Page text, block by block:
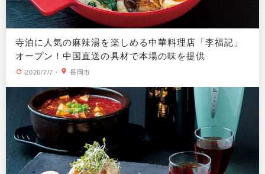
寺泊に人気の麻辣湯を楽しめる中華料理店「李福記」
オープン！中国直送の具材で本場の味を提供
2026/7/7 ・ 長岡市